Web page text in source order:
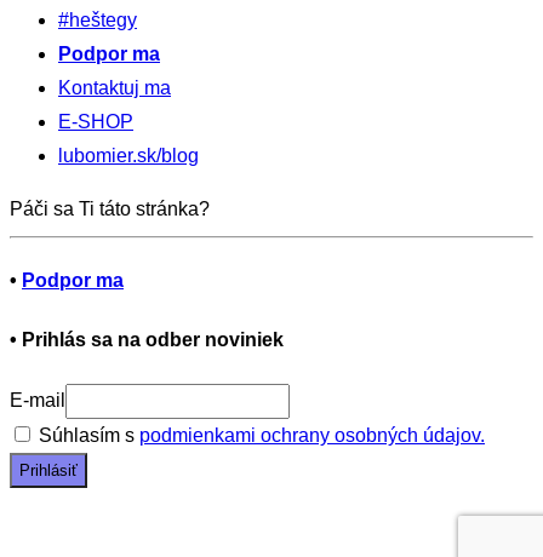
#heštegy
Podpor ma
Kontaktuj ma
E-SHOP
lubomier.sk/blog
Páči sa Ti táto stránka?
• Podpor ma
• Prihlás sa na odber noviniek
E-mail
Súhlasím s podmienkami ochrany osobných údajov.